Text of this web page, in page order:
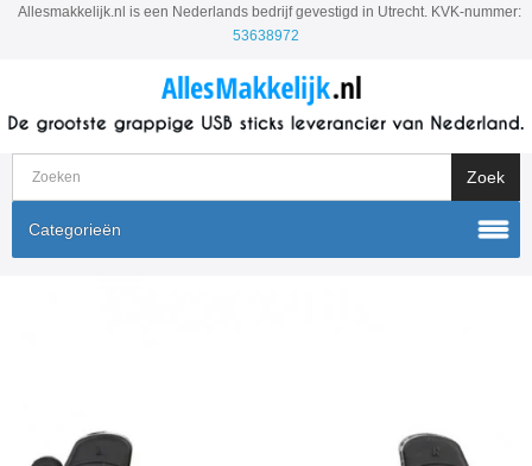
Allesmakkelijk.nl is een Nederlands bedrijf gevestigd in Utrecht. KVK-nummer:
53638972
Categorieën